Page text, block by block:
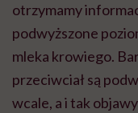
otrzymamy
podwyższone
mleka krowiego.
przeciwciał są
wcale, a i tak